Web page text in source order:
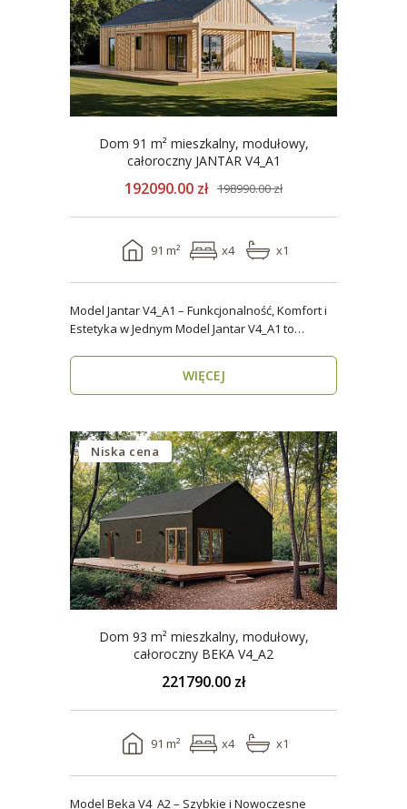
Dom 91 m² mieszkalny, modułowy,
całoroczny JANTAR V4_A1
192090.00 zł 198990.00 zł
91 m² x4 x1
Model Jantar V4_A1 – Funkcjonalność, Komfort i
Estetyka w Jednym Model Jantar V4_A1 to
WIĘCEJ
Niska cena
Dom 93 m² mieszkalny, modułowy,
całoroczny BEKA V4_A2
221790.00 zł
91 m² x4 x1
Model Beka V4_A2 – Szybkie i Nowoczesne